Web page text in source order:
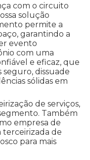
com o circuito
solução
permite a
garantindo a
evento
com uma
e eficaz, que
dissuade
sólidas em
de serviços,
Também
empresa de
terceirizada de
para mais